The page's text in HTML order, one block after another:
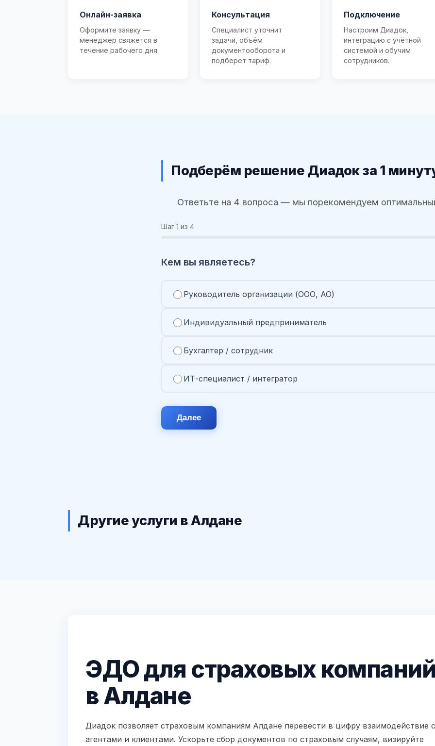
Онлайн-заявка
Оформите заявку —
менеджер свяжется в
течение рабочего дня.
Консультация
Специалист уточнит
задачи, объём
документооборота и
подберёт тариф.
Подключение
Настроим Диадок,
интеграцию с учётной
системой и обучим
сотрудников.
Подберём решение Диадок за 1
Ответьте на 4 вопроса — мы порекомендуем
Шаг 1 из 4
Кем вы являетесь?
Руководитель организации (ООО, АО)
Индивидуальный предприниматель
Бухгалтер / сотрудник
ИТ-специалист / интегратор
Далее
Другие услуги в Алдане
ЭДО для страховых
в Алдане
Диадок позволяет страховым компаниям Алдане перевести в цифру взаимодействие с
агентами и клиентами. Ускорьте сбор документов по страховым случаям, визируйте